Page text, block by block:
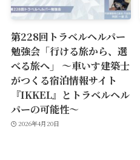
第228回トラベルヘルパー
勉強会「行ける旅から、選
べる旅へ」 ～車いす建築士
がつくる宿泊情報サイト
『IKKEL』とトラベルヘル
パーの可能性～
2026年4月20日